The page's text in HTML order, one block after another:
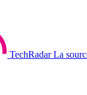
TechRadar La